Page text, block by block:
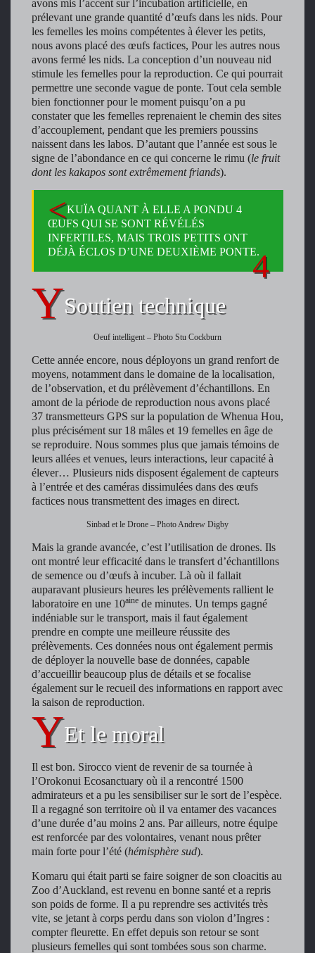
avons mis l’accent sur l’incubation artificielle, en
prélevant une grande quantité d’œufs dans les nids. Pour
les femelles les moins compétentes à élever les petits,
nous avons placé des œufs factices, Pour les autres nous
avons fermé les nids. La conception d’un nouveau nid
stimule les femelles pour la reproduction. Ce qui pourrait
permettre une seconde vague de ponte. Tout cela semble
bien fonctionner pour le moment puisqu’on a pu
constater que les femelles reprenaient le chemin des sites
d’accouplement, pendant que les premiers poussins
naissent dans les labos. D’autant que l’année est sous le
signe de l’abondance en ce qui concerne le rimu (le fruit
dont les kakapos sont extrêmement friands).
KUÏA QUANT À ELLE A PONDU 4
ŒUFS QUI SE SONT RÉVÉLÉS
INFERTILES, MAIS TROIS PETITS ONT
DÉJÀ ÉCLOS D’UNE DEUXIÈME PONTE.
Soutien technique
Oeuf intelligent – Photo Stu Cockburn
Cette année encore, nous déployons un grand renfort de
moyens, notamment dans le domaine de la localisation,
de l’observation, et du prélèvement d’échantillons. En
amont de la période de reproduction nous avons placé
37 transmetteurs GPS sur la population de Whenua Hou,
plus précisément sur 18 mâles et 19 femelles en âge de
se reproduire. Nous sommes plus que jamais témoins de
leurs allées et venues, leurs interactions, leur capacité à
élever… Plusieurs nids disposent également de capteurs
à l’entrée et des caméras dissimulées dans des œufs
factices nous transmettent des images en direct.
Sinbad et le Drone – Photo Andrew Digby
Mais la grande avancée, c’est l’utilisation de drones. Ils
ont montré leur efficacité dans le transfert d’échantillons
de semence ou d’œufs à incuber. Là où il fallait
auparavant plusieurs heures les prélèvements rallient le
laboratoire en une 10aine de minutes. Un temps gagné
indéniable sur le transport, mais il faut également
prendre en compte une meilleure réussite des
prélèvements. Ces données nous ont également permis
de déployer la nouvelle base de données, capable
d’accueillir beaucoup plus de détails et se focalise
également sur le recueil des informations en rapport avec
la saison de reproduction.
Et le moral
Il est bon. Sirocco vient de revenir de sa tournée à
l’Orokonui Ecosanctuary où il a rencontré 1500
admirateurs et a pu les sensibiliser sur le sort de l’espèce.
Il a regagné son territoire où il va entamer des vacances
d’une durée d’au moins 2 ans. Par ailleurs, notre équipe
est renforcée par des volontaires, venant nous prêter
main forte pour l’été (hémisphère sud).
Komaru qui était parti se faire soigner de son cloacitis au
Zoo d’Auckland, est revenu en bonne santé et a repris
son poids de forme. Il a pu reprendre ses activités très
vite, se jetant à corps perdu dans son violon d’Ingres :
compter fleurette. En effet depuis son retour se sont
plusieurs femelles qui sont tombées sous son charme.